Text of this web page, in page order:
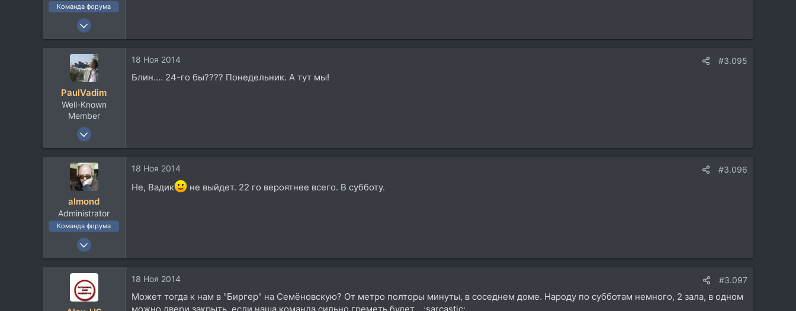
Команда форума
19 Ноя 2002
33.735
Москва
PaulVadim
Well-Known
Member
31 Авг 2003
soundcloud.com
18 Ноя 2014 #3.095
Блин.... 24-го бы???? Понедельник. А тут мы!
almond
Administrator
Команда форума
22 Окт 2003
18 Ноя 2014 #3.096
Не, Вадик не выйдет. 22 го вероятнее всего. В субботу.
18 Ноя 2014 #3.097
Может тогда к нам в "Биргер" на Семёновскую? От метро полторы минуты, в соседнем доме. Народу по субботам немного, 2 зала, в одном